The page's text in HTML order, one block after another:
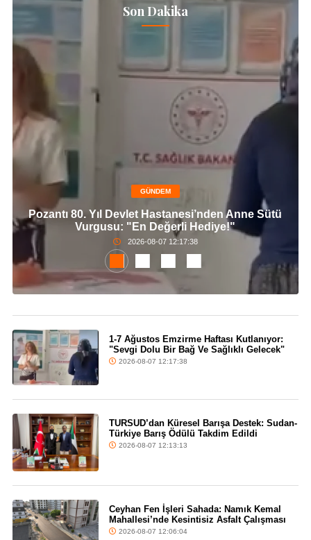
Son Dakika
GÜNDEM
Pozantı 80. Yıl Devlet Hastanesi’nden Anne Sütü
Vurgusu: "En Değerli Hediye!"
2026-08-07 12:17:38
1-7 Ağustos Emzirme Haftası Kutlanıyor:
"Sevgi Dolu Bir Bağ Ve Sağlıklı Gelecek"
2026-08-07 12:17:38
TURSUD’dan Küresel Barışa Destek: Sudan-
Türkiye Barış Ödülü Takdim Edildi
2026-08-07 12:13:13
Ceyhan Fen İşleri Sahada: Namık Kemal
Mahallesi’nde Kesintisiz Asfalt Çalışması
2026-08-07 12:06:04